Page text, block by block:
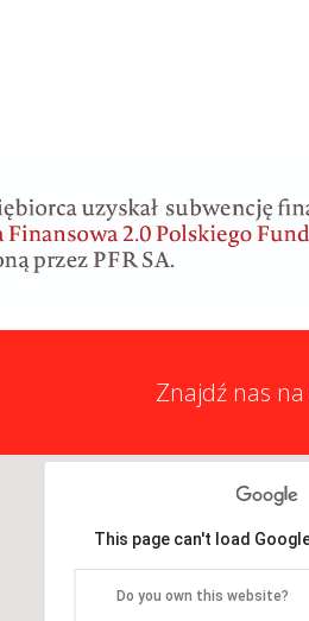
Znajdź nas
This page can't load
Do you own this website?